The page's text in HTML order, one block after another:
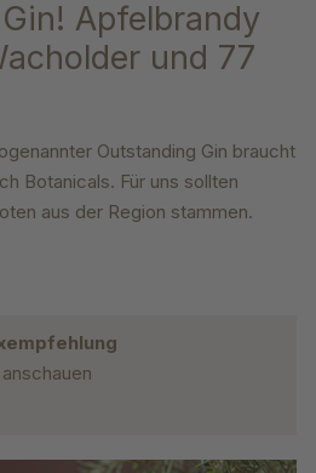
Apfelbrandy
und 77
Outstanding Gin braucht
Botanicals. Für uns sollten
aus der Region stammen.